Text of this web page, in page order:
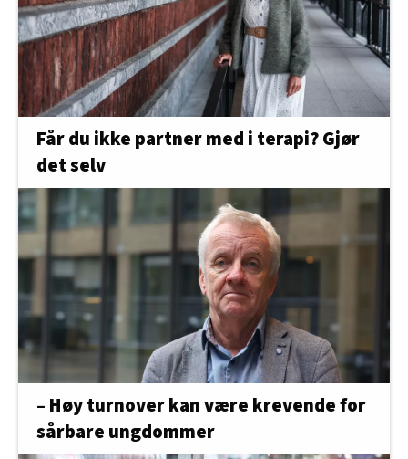
Får du ikke partner med i terapi? Gjør
det selv
– Høy turnover kan være krevende for
sårbare ungdommer